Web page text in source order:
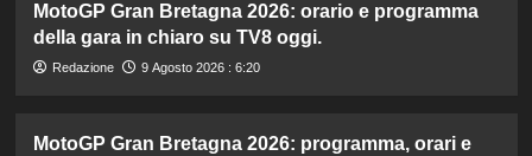
MotoGP Gran Bretagna 2026: orario e programma
della gara in chiaro su TV8 oggi.
Redazione 9 Agosto 2026 : 6:20
MotoGP Gran Bretagna 2026: programma, orari e